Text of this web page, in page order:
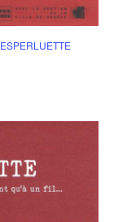
ESPERLUETTE